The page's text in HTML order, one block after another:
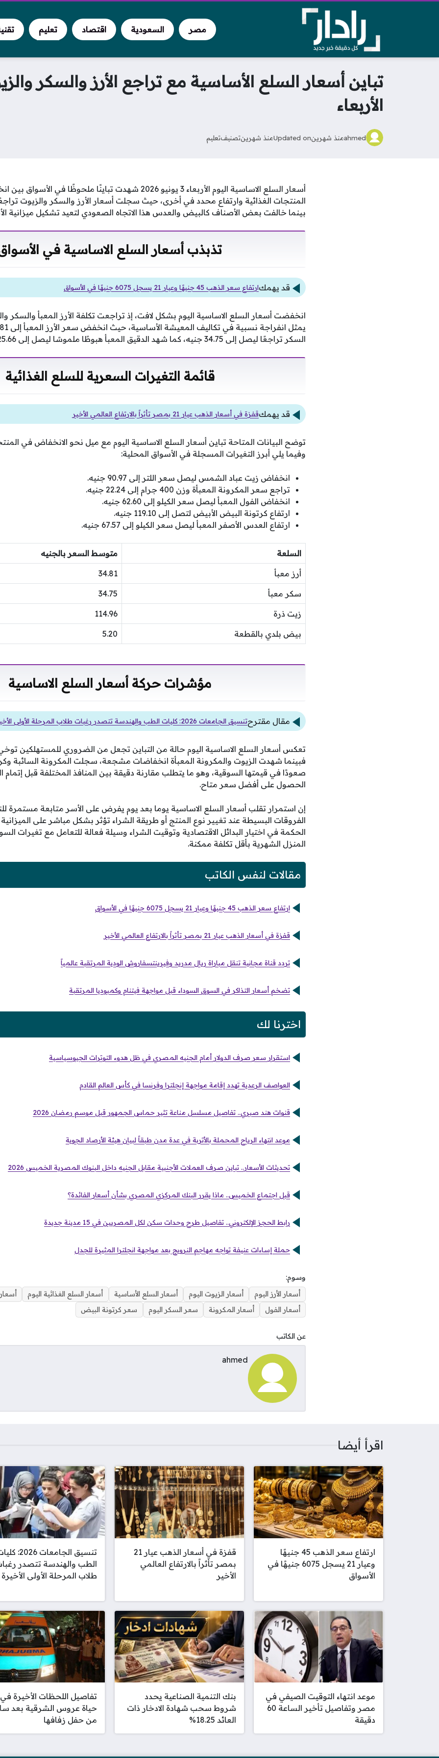
مصر السعودية اقتصاد تعليم
تباين أسعار السلع الأساسية مع تراجع الأرز والسكر
الأربعاء
ahmedمنذ شهرينUpdated onمنذ شهرينتصنيفتعليم
أسعار السلع الاساسية اليوم الأربعاء 3 يونيو 2026 شهدت تباينًا
المنتجات الغذائية وارتفاع محدد في أخرى، حيث سجلت أسعار الأرز والسكر والزيوت
بينما خالفت بعض الأصناف كالبيض والعدس هذا الاتجاه الصعودي لتعيد تشكيل ميزانية
تذبذب أسعار السلع الاساسية في
قد يهمكارتفاع سعر الذهب 45 جنيهًا وعيار 21 يسجل 6075 جنيهًا في الأسواق
انخفضت أسعار السلع الاساسية اليوم بشكل لافت، إذ تراجعت تكلفة الأرز المعبأ والسكر
السكر تراجعًا ليصل إلى 34.75 جنيه، كما شهد الدقيق المعبأ هبوطًا ملموسًا ليصل إلى 25.66 جنيه للكيلو.
قائمة التغيرات السعرية للسلع الغذائية
قد يهمكقفزة في أسعار الذهب عيار 21 بمصر تأثراً بالارتفاع العالمي الأخير
توضح البيانات المتاحة تباين أسعار السلع الاساسية اليوم مع ميل نحو الانخفاض في
وفيما يلي أبرز التغيرات المسجلة في الأسواق المحلية:
انخفاض زيت عباد الشمس ليصل سعر اللتر إلى 90.97 جنيه.
تراجع سعر المكرونة المعبأة وزن 400 جرام إلى 22.24 جنيه.
انخفاض الفول المعبأ ليصل سعر الكيلو إلى 62.60 جنيه.
ارتفاع كرتونة البيض الأبيض لتصل إلى 119.10 جنيه.
ارتفاع العدس الأصفر المعبأ ليصل سعر الكيلو إلى 67.57 جنيه.
السلعة متوسط السعر بالجنيه
أرز معبأ 34.81
سكر معبأ 34.75
زيت ذرة 114.96
بيض بلدي بالقطعة 5.20
مؤشرات حركة أسعار السلع الاساسية
مقال مقترحتنسيق الجامعات 2026: كليات الطب والهندسة تتصدر رغبات طلاب المرحلة الأولى الأخيرة
تعكس أسعار السلع الاساسية اليوم حالة من التباين تجعل من الضروري للمستهلكين توخي
فبينما شهدت الزيوت والمكرونة المعبأة انخفاضات مشجعة، سجلت المكرونة السائبة
صعودًا في قيمتها السوقية، وهو ما يتطلب مقارنة دقيقة بين المنافذ المختلفة قبل
الحصول على أفضل سعر متاح.
إن استمرار تقلب أسعار السلع الاساسية يوما بعد يوم يفرض على الأسر متابعة مستمرة
الفروقات البسيطة عند تغيير نوع المنتج أو طريقة الشراء تؤثر بشكل مباشر على
الحكمة في اختيار البدائل الاقتصادية وتوقيت الشراء وسيلة فعالة للتعامل مع تغيرات
المنزل الشهرية بأقل تكلفة ممكنة.
مقالات لنفس الكاتب
ارتفاع سعر الذهب 45 جنيهًا وعيار 21 يسجل 6075 جنيهًا في الأسواق
قفزة في أسعار الذهب عيار 21 بمصر تأثراً بالارتفاع العالمي الأخير
تردد قناة مجانية تنقل مباراة ريال مدريد وفيرينتسفاروش الودية المرتقبة عالمياً
تضخم أسعار التذاكر في السوق السوداء قبل مواجهة فيتنام وكمبوديا المرتقبة
اخترنا لك
استقرار سعر صرف الدولار أمام الجنيه المصري في ظل هدوء التوترات الجيوسياسية
العواصف الرعدية تهدد إقامة مواجهة إنجلترا وفرنسا في كأس العالم القادم
قنوات هند صبري.. تفاصيل مسلسل مناعة تثير حماس الجمهور قبل موسم رمضان 2026
موعد انتهاء الرياح المحملة بالأتربة في عدة مدن طبقاً لبيان هيئة الأرصاد الجوية
تحديثات الأسعار.. تباين صرف العملات الأجنبية مقابل الجنيه داخل البنوك المصرية الخميس 2026
قبل اجتماع الخميس.. ماذا يقرر البنك المركزي المصري بشأن أسعار الفائدة؟
رابط الحجز الإلكتروني.. تفاصيل طرح وحدات سكن لكل المصريين في 15 مدينة جديدة
حملة إساءات عنيفة تواجه مهاجم النرويج بعد مواجهة انجلترا المثيرة للجدل
وسوم:
أسعار الأرز اليوم
أسعار الزيوت اليوم أسعار السلع الأساسية أسعار السلع الغذائية اليوم
أسعار الفول
أسعار المكرونة سعر السكر اليوم سعر كرتونة البيض
عن الكاتب
ahmed
اقرأ أيضا
ارتفاع سعر الذهب 45 جنيهًا
وعيار 21 يسجل 6075 جنيهًا في
الأسواق
قفزة في أسعار الذهب عيار 21
بمصر تأثراً بالارتفاع العالمي
الأخير
تنسيق الجامعات 2026:
الطب والهندسة تتصدر
طلاب المرحلة الأولى الأخيرة
موعد انتهاء التوقيت الصيفي في
مصر وتفاصيل تأخير الساعة 60
دقيقة
بنك التنمية الصناعية يحدد
شروط سحب شهادة الادخار ذات
العائد 18.25%
تفاصيل اللحظات الأخيرة في
حياة عروس الشرقية بعد
من حفل زفافها